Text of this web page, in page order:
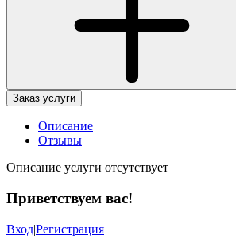
Заказ услуги
Описание
Отзывы
Описание услуги отсутствует
Приветствуем вас!
Вход|Регистрация